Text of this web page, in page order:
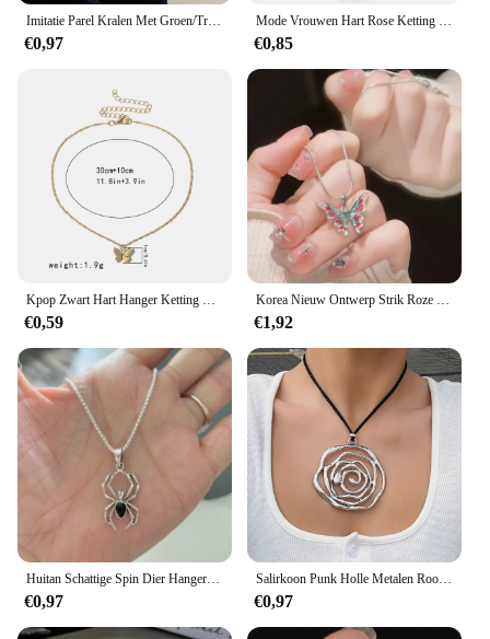
€0,97 €0,85
€0,59 €1,92
€0,97
Salirkoon Punk Holle Metalen Roos Bloem Hanger Ketting Trend Koreaanse Fluwelen Verstelbare Touw Ketting Choker Dames Vintage Sieraden
€0,97